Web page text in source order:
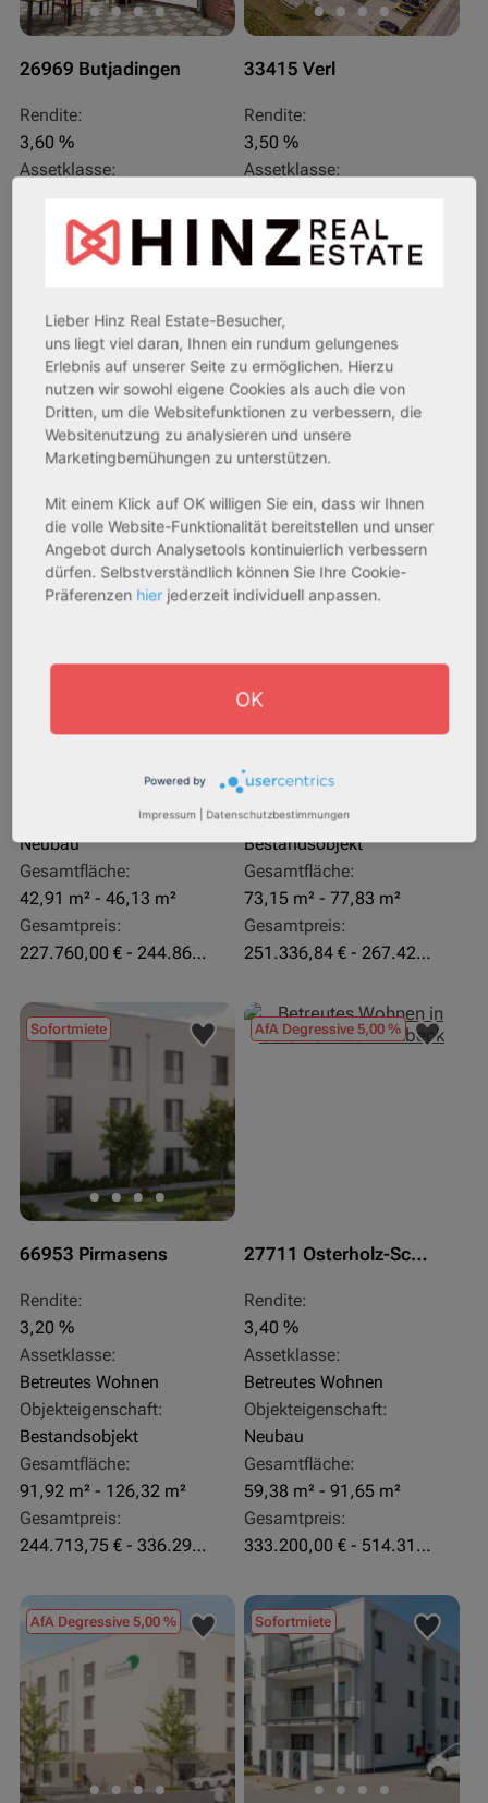
26969 Butjadingen
Rendite:
3,60 %
Assetklasse:
Objekteigenschaft:
Bestandsobjekt
Gesamtpreis:
233.556,67 € - 349.016,67 €
33415 Verl
Rendite:
3,50 %
Assetklasse:
Objekteigenschaft:
Bestandsobjekt
Gesamtpreis:
AfA Degressive 5,00 %
27711 Osterholz-Scharmbeck
3,60 %
Objekteigenschaft:
Neubau
Gesamtfläche:
42,91 m² - 46,13 m²
Gesamtpreis:
227.760,00 € - 244.860,00 €
Sofortmiete
32469 Petershagen
Rendite:
4,07 %
Pflegeapartment
Objekteigenschaft:
Bestandsobjekt
Gesamtfläche:
73,15 m² - 77,83 m²
Gesamtpreis:
251.336,84 € - 267.420,00 €
Sofortmiete
66953 Pirmasens
Rendite:
3,20 %
Assetklasse:
Betreutes Wohnen
Objekteigenschaft:
Bestandsobjekt
Gesamtfläche:
91,92 m² - 126,32 m²
Gesamtpreis:
244.713,75 € - 336.292 €
AfA Degressive 5,00 %
27711 Osterholz-Scharmbeck
Rendite:
3,40 %
Assetklasse:
Betreutes Wohnen
Objekteigenschaft:
Neubau
Gesamtfläche:
59,38 m² - 91,65 m²
Gesamtpreis:
333.200,00 € - 514.310,00 €
AfA Degressive 5,00 % Sofortmiete
Lieber Hinz Real Estate-Besucher,
uns liegt viel daran, Ihnen ein rundum gelungenes
Erlebnis auf unserer Seite zu ermöglichen. Hierzu
nutzen wir sowohl eigene Cookies als auch die von
Dritten, um die Websitefunktionen zu verbessern, die
Websitenutzung zu analysieren und unsere
Marketingbemühungen zu unterstützen.
Mit einem Klick auf OK willigen Sie ein, dass wir Ihnen
die volle Website-Funktionalität bereitstellen und unser
Angebot durch Analysetools kontinuierlich verbessern
dürfen. Selbstverständlich können Sie Ihre Cookie-
Präferenzen hier jederzeit individuell anpassen.
OK
Powered by
Impressum Datenschutzbestimmungen